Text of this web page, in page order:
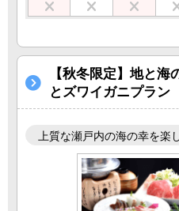
【秋冬限定】地と
とズワイガニプラン
上質な瀬戸内の海の幸を楽